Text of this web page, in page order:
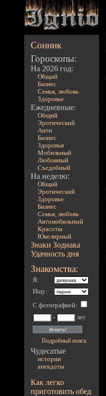
Сонник
Гороскопы:
На 2026 год:
Общий
Бизнес
Семья, любовь
Здоровье
Ежедневные:
Общий
Эротический
Анти
Бизнес
Здоровья
Мобильный
Любовный
Съедобный
На неделю:
Общий
Эротический
Здоровье
Бизнес
Семья, любовь
Автомобильный
Красоты
Ювелирный
Знаки Зодиака
Удачность дня
Знакомства:
Я:
Ищу:
С фотографией:
-
лет
Подробный поиск
Чудесатые
истории
анекдоты
Как легко
приготовить обед